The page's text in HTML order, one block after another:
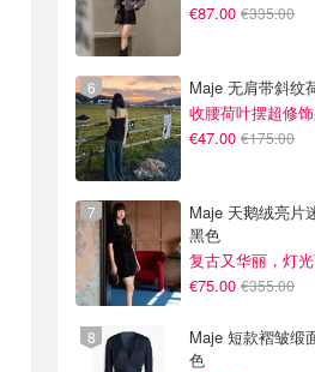
€87.00 €335.00
Maje 无肩带斜纹
收腰荷叶摆超修
€47.00 €175.00
Maje 天鹅绒亮片
黑色
€75.00 €355.00
Maje 短款褶皱缎
色